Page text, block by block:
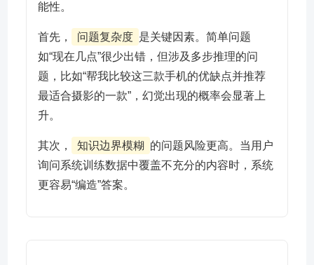
能性。
首先， 问题复杂度 是关键因素。简单问题
如“现在几点”很少出错，但涉及多步推理的问
题，比如“帮我比较这三款手机的优缺点并推荐
最适合摄影的一款”，幻觉出现的概率会显著上
升。
其次， 知识边界模糊 的问题风险更高。当用户
询问系统训练数据中覆盖不充分的内容时，系统
更容易“编造”答案。